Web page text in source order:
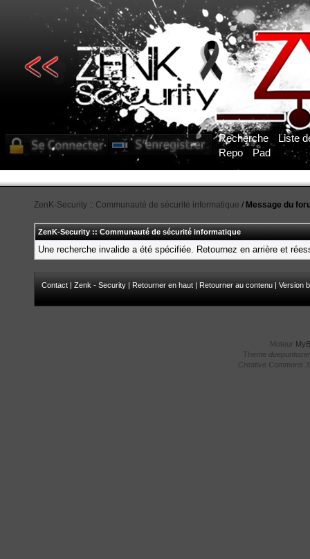
Recherche
Liste
Repo
Pad
ZenK-Security :: Communauté de sécurité informatique / Message du
ZenK-Security :: Communauté de sécurité informatique
Une recherche invalide a été spécifiée. Retournez en arrière et
Contact | Zenk - Security | Retourner en haut | Retourner au contenu | Version
Moteur
Theme
Creative Commons